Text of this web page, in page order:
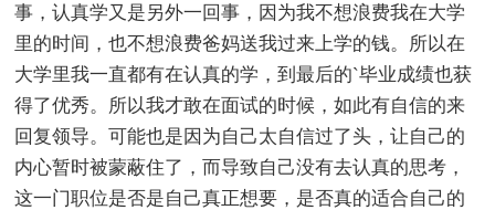
事，认真学又是另外一回事，因为我不想浪费我在大学
里的时间，也不想浪费爸妈送我过来上学的钱。所以在
大学里我一直都有在认真的学，到最后的`毕业成绩也获
得了优秀。所以我才敢在面试的时候，如此有自信的来
回复领导。可能也是因为自己太自信过了头，让自己的
内心暂时被蒙蔽住了，而导致自己没有去认真的思考，
这一门职位是否是自己真正想要，是否真的适合自己的